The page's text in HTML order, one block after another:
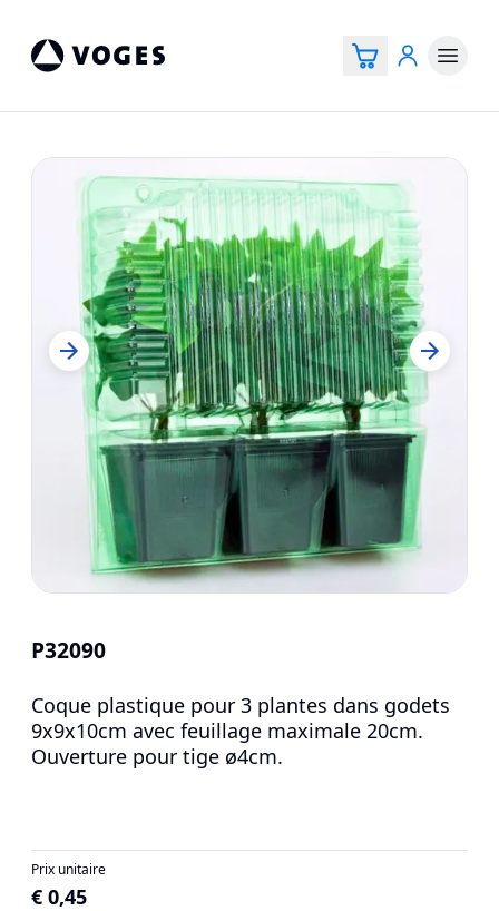
P32090
Coque plastique pour 3 plantes dans godets
9x9x10cm avec feuillage maximale 20cm.
Ouverture pour tige ø4cm.
Prix unitaire
€ 0,45